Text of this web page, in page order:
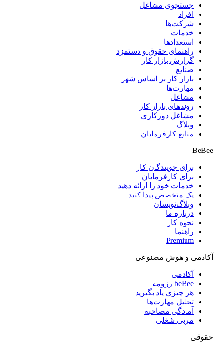
جستجوی مشاغل
افراد
شرکت‌ها
خدمات
استعدادها
راهنمای حقوق و دستمزد
گزارش بازار کار
صنایع
بازار کار بر اساس شهر
مهارت‌ها
مشاغل
روندهای بازار کار
مشاغل دورکاری
وبلاگ
منابع کارفرمایان
BeBee
برای جویندگان کار
برای کارفرمایان
خدمات خود را ارائه دهید
یک متخصص پیدا کنید
وبلاگ‌نویسان
درباره ما
نحوه کار
راهنما
Premium
آکادمی و هوش مصنوعی
آکادمی
beBee رزومه
هر چیزی یاد بگیرید
تحلیل مهارت‌ها
آمادگی مصاحبه
مربی شغلی
حقوقی